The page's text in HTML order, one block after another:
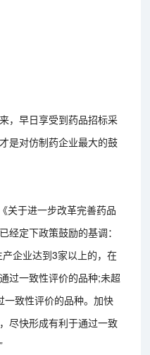
，早日享受到药品招标采
是对仿制药企业最大的鼓
关于进一步改革完善药品
经定下政策鼓励的基调：
企业达到3家以上的，在
过一致性评价的品种;未超
一致性评价的品种。加快
尽快形成有利于通过一致